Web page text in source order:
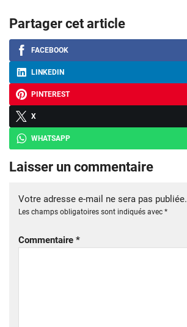
Partager cet article
FACEBOOK
LINKEDIN
PINTEREST
X
WHATSAPP
Laisser un commentaire
Votre adresse e-mail ne sera pas publiée.
Les champs obligatoires sont indiqués avec *
Commentaire *